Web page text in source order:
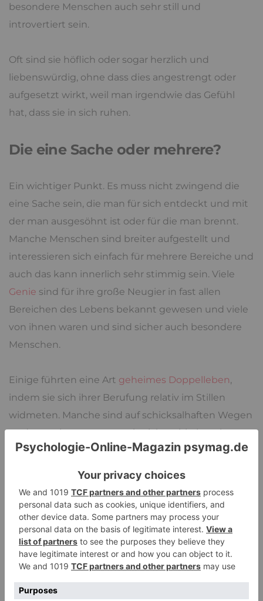
besondere Menschen auch sehr still und
introvertiert sein.
Oft sind sie höflich oder sogar herzlich und
liebenswürdig, ohne dass dies angestrengt oder
aufgesetzt wirkt, weil man irgendwie das Gefühl
hat, dass sie in sich ruhen.
Die eine Sache oder mehrere?
Ein wichtiger Punkt. Es muss nicht zwingend die
eine Sache sein, die man für sich entdeckt und mit
der man ausgesöhnt ist oder für die man brennt.
Manche Menschen sind breiter aufgestellt und
interessieren sich einfach für mehrere Bereiche und
auch das kann innerlich sehr stimmig sein. Viele
Genie sind für ihre große Neugier in fast allen
Bereichen des Lebens bekannt gewesen und viele
von ihnen waren und sind sicher auch besondere
Menschen.
Einige führten eine Art geheimes Doppelleben,
indem sie sich ihrer Berufung relativ im Stillen
widmeten. Manche sind auf schicksalhaften Wegen
zu dem gekommen, was sie sich wohl niemals
ausgesucht hätten. Ich hörte von einer Mutter, die
Erkrankung noch mehr oder weniger als
Todesurteil. Die Frau ging nicht vor Gericht und
klagte auch sonst nicht, sondern wollte, solange es
eben ging, ihren Kindern eine gute Mutter sein. Der
Psychotherapeut, der das erzählte, sagte 20 Jahre
später, die Frau sei auch heute noch, in jeder